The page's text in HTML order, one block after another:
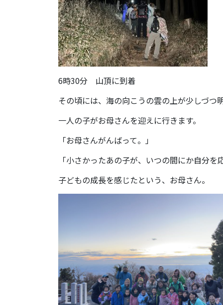
6時30分 山頂に到着
その頃には、海の向こうの雲の上が少しづつ
一人の子がお母さんを迎えに行きます。
「お母さんがんばって。」
「小さかったあの子が、いつの間にか自分を
子どもの成長を感じたという、お母さん。